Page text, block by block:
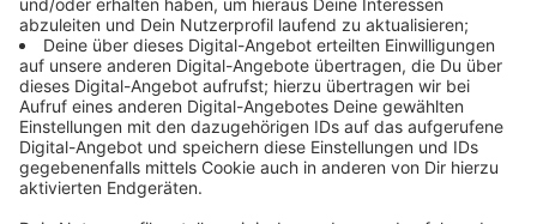
Drive trotzdem nichts verloren. Das beweist auch
seine neue Single "Tu m'appelles" mit Sängerin Peachy.
Anzeige